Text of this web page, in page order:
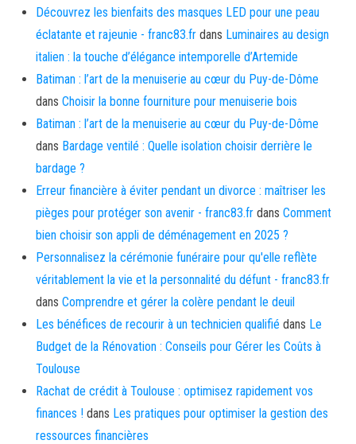
Découvrez les bienfaits des masques LED pour une peau
éclatante et rajeunie - franc83.fr dans Luminaires au design
italien : la touche d’élégance intemporelle d’Artemide
Batiman : l’art de la menuiserie au cœur du Puy-de-Dôme
dans Choisir la bonne fourniture pour menuiserie bois
Batiman : l’art de la menuiserie au cœur du Puy-de-Dôme
dans Bardage ventilé : Quelle isolation choisir derrière le
bardage ?
Erreur financière à éviter pendant un divorce : maîtriser les
pièges pour protéger son avenir - franc83.fr dans Comment
bien choisir son appli de déménagement en 2025 ?
Personnalisez la cérémonie funéraire pour qu'elle reflète
véritablement la vie et la personnalité du défunt - franc83.fr
dans Comprendre et gérer la colère pendant le deuil
Les bénéfices de recourir à un technicien qualifié dans Le
Budget de la Rénovation : Conseils pour Gérer les Coûts à
Toulouse
Rachat de crédit à Toulouse : optimisez rapidement vos
finances ! dans Les pratiques pour optimiser la gestion des
ressources financières